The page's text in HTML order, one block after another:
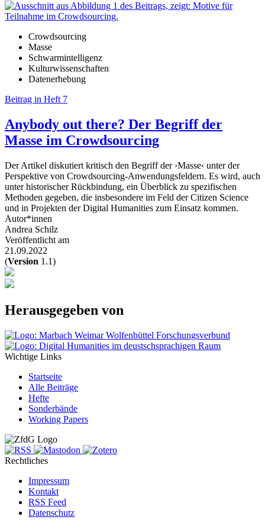
Crowdsourcing
Masse
Schwarmintelligenz
Kulturwissenschaften
Datenerhebung
Beitrag in Heft 7
Anybody out there? Der Begriff der
Masse im Crowdsourcing
Der Artikel diskutiert kritisch den Begriff der ›Masse‹ unter der
Perspektive von Crowdsourcing-Anwendungsfeldern. Es wird, auch
unter historischer Rückbindung, ein Überblick zu spezifischen
Methoden gegeben, die insbesondere im Feld der Citizen Science
und in Projekten der Digital Humanities zum Einsatz kommen.
Autor*innen
Andrea Schilz
Veröffentlicht am
21.09.2022
(Version 1.1)
Herausgegeben von
Bild
Bild
Wichtige Links
Startseite
Alle Beiträge
Hefte
Sonderbände
Working Papers
Social
Rechtliches
Impressum
Kontakt
RSS Feed
Datenschutz